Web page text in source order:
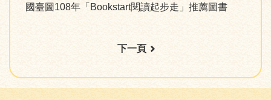
國臺圖108年「Bookstart閱讀起步走」推薦圖書
下一頁